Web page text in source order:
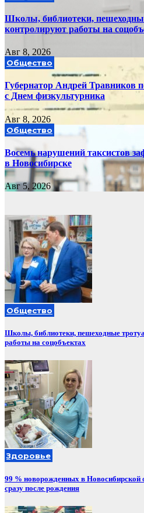
Школы, библиотеки,
контролируют работы на
Авг 8, 2026
Общество
Губернатор Андрей Травников
с Днем физкультурника
Авг 8, 2026
Общество
Восемь нарушений таксистов
в Новосибирске
Авг 5, 2026
Общество
Школы, библиотеки, пешеходные
работы на соцобъектах
Здоровье
99 % новорожденных в Новосибирской
сразу после рождения